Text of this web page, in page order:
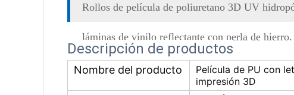
Rollos de película de poliuretano 3D UV
láminas de vinilo reflectante con perla de hierro.
Descripción de productos
Nombre del producto
Película de PU con
impresión 3D